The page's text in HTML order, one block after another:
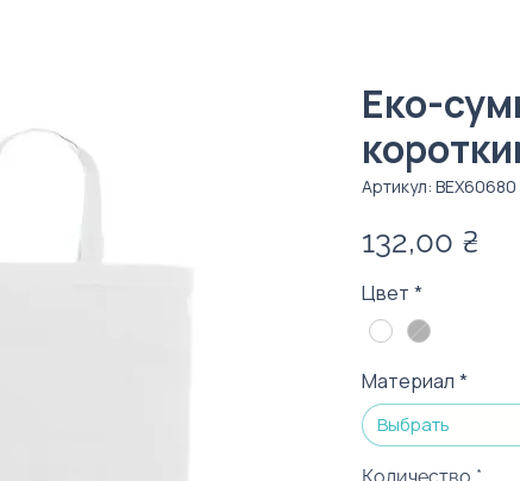
Еко-
Артикул: ВЕX60680
132,00 ₴
Цвет *
Материал *
Выбрать
Количество *